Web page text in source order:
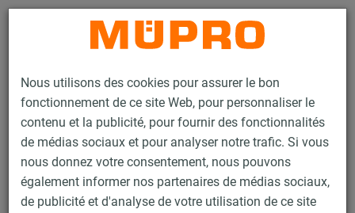
Nous utilisons des cookies pour assurer le bon
fonctionnement de ce site Web, pour personnaliser le
contenu et la publicité, pour fournir des fonctionnalités
de médias sociaux et pour analyser notre trafic. Si vous
nous donnez votre consentement, nous pouvons
également informer nos partenaires de médias sociaux,
de publicité et d'analyse de votre utilisation de ce site
Contact
Produits Technique de fixation
Supports lourds
Patin et accessoires pour supports lourds
Etrier MPT